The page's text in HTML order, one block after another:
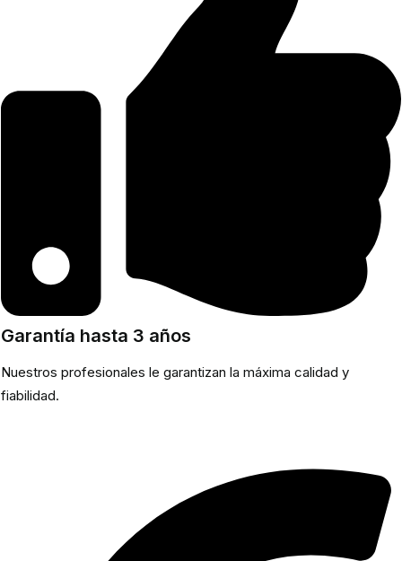
Garantía hasta 3 años
Nuestros profesionales le garantizan la máxima calidad y
fiabilidad.